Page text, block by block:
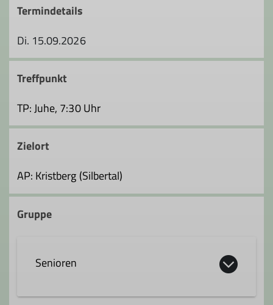
Termindetails
Di. 15.09.2026
Treffpunkt
TP: Juhe, 7:30 Uhr
Zielort
AP: Kristberg (Silbertal)
Gruppe
Senioren